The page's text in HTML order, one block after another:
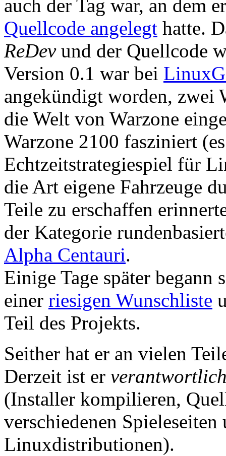
auch der Tag war, an dem
Quellcode angelegt hatte.
ReDevund der Quellcode
Version 0.1 war bei
angekündigt worden, zwei
die Welt von Warzone
Warzone 2100 fasziniert
Echtzeitstrategiespiel für
die Art eigene Fahrzeuge
Teile zu erschaffen
der Kategorie
Alpha Centauri.
Einige Tage später begann
einer riesigen Wunschliste
Teil des Projekts.
Seither hat er an vielen
Derzeit ist er
(Installer kompilieren,
verschiedenen
Linuxdistributionen).